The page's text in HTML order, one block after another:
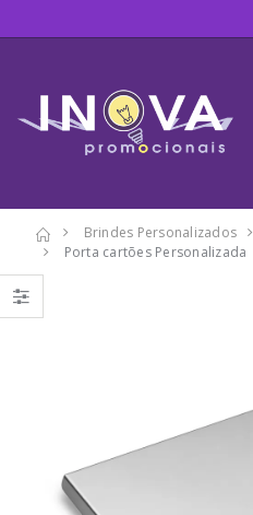
Brindes Personalizados
Porta cartões Personalizada